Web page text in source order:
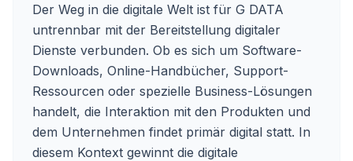
Der Weg in die digitale Welt ist für G DATA
untrennbar mit der Bereitstellung digitaler
Dienste verbunden. Ob es sich um Software-
Downloads, Online-Handbücher, Support-
Ressourcen oder spezielle Business-Lösungen
handelt, die Interaktion mit den Produkten und
dem Unternehmen findet primär digital statt. In
diesem Kontext gewinnt die digitale